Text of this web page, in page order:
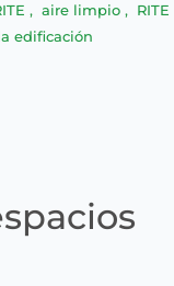
, aire limpio , RITE
edificación